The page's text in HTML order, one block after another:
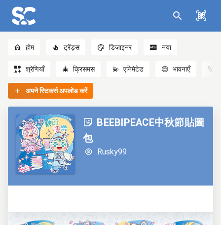
होम ट्रेंड्स डिज़ाइनर नया
श्रेणियाँ 🎄 क्रिसमस 💫 एनिमेटेड 😊 भावनाएँ 🐻
अपने स्टिकर्स अपलोड करें
BEEBIPEACE中秋節貼圖
包
Rusky99